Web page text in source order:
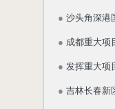
● 沙头角深港
● 成都重大项
● 发挥重大项
● 吉林长春新